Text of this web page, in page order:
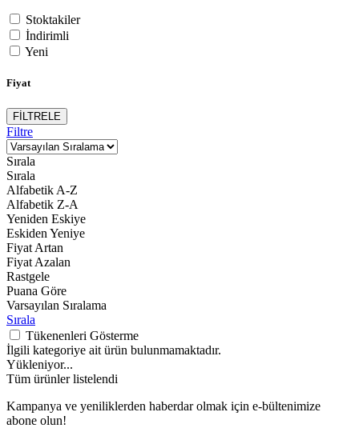
Stoktakiler
İndirimli
Yeni
Fiyat
FİLTRELE
Filtre
Sırala
Sırala
Alfabetik A-Z
Alfabetik Z-A
Yeniden Eskiye
Eskiden Yeniye
Fiyat Artan
Fiyat Azalan
Rastgele
Puana Göre
Varsayılan Sıralama
Sırala
Tükenenleri Gösterme
İlgili kategoriye ait ürün bulunmamaktadır.
Yükleniyor...
Tüm ürünler listelendi
Kampanya ve yeniliklerden haberdar olmak için e-bültenimize
abone olun!